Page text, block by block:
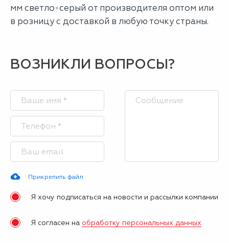
мм светло-серый от производителя оптом или
в розницу с доставкой в любую точку страны.
ВОЗНИКЛИ ВОПРОСЫ?
Прикрепить файл
Я хочу подписаться на новости и рассылки компании
Я согласен на обработку персональных данных